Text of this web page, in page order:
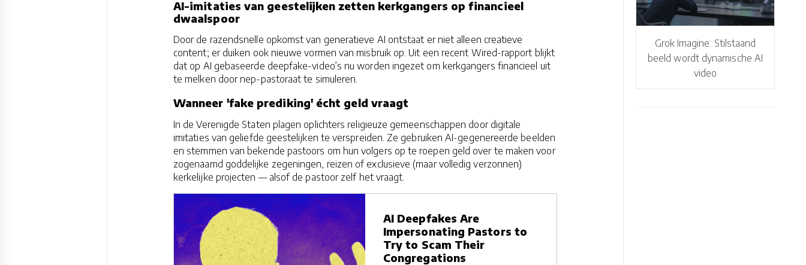
AI-imitaties van geestelijken zetten kerkgangers op financieel
dwaalspoor
Door de razendsnelle opkomst van generatieve AI ontstaat er niet alleen creatieve
content; er duiken ook nieuwe vormen van misbruik op. Uit een recent Wired-rapport blijkt
dat op AI gebaseerde deepfake-video’s nu worden ingezet om kerkgangers financieel uit
te melken door nep-pastoraat te simuleren.
Wanneer 'fake prediking' écht geld vraagt
In de Verenigde Staten plagen oplichters religieuze gemeenschappen door digitale
imitaties van geliefde geestelijken te verspreiden. Ze gebruiken AI-gegenereerde beelden
en stemmen van bekende pastoors om hun volgers op te roepen geld over te maken voor
zogenaamd goddelijke zegeningen, reizen of exclusieve (maar volledig verzonnen)
kerkelijke projecten — alsof de pastoor zelf het vraagt.
AI Deepfakes Are
Impersonating Pastors to
Try to Scam Their
Congregations
Grok Imagine: Stilstaand
beeld wordt dynamische AI
video